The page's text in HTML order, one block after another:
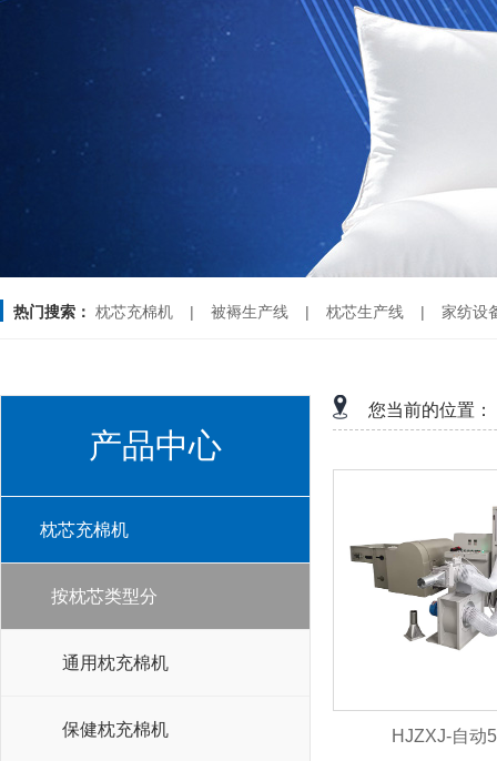
热门搜索： 枕芯充棉机 | 被褥生产线 | 枕芯生产线 | 家纺设
产品中心
枕芯充棉机
按枕芯类型分
通用枕充棉机
保健枕充棉机
您当前的位置：
HJZXJ-自动